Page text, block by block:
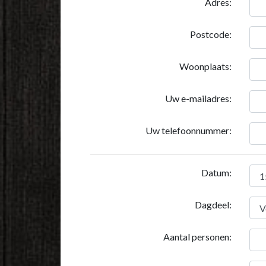
Postcode:
Woonplaats:
Uw e-mailadres:
Uw telefoonnummer:
Datum:
Dagdeel:
Aantal personen: